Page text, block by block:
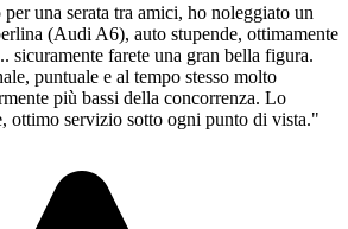
una serata tra amici, ho noleggiato un
(Audi A6), auto stupende, ottimamente
sicuramente farete una gran bella figura.
puntuale e al tempo stesso molto
più bassi della concorrenza. Lo
ottimo servizio sotto ogni punto di vista."